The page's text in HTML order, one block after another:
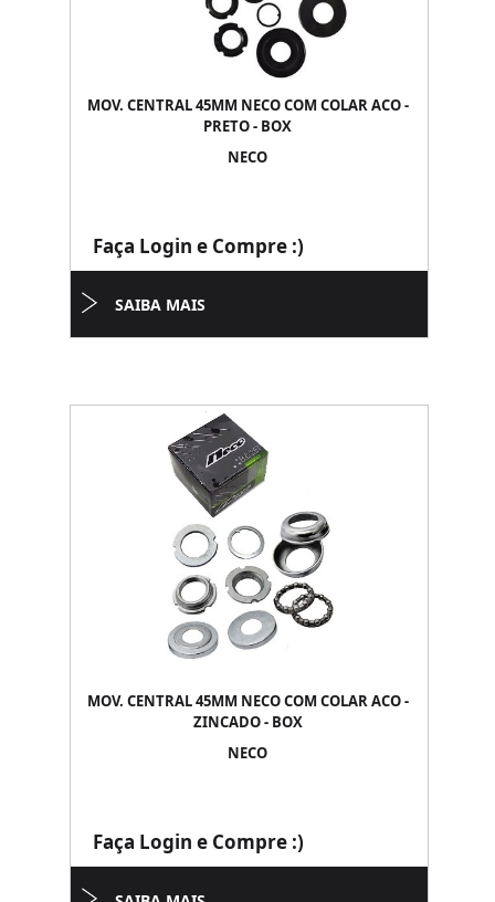
MOV. CENTRAL 45MM NECO COM COLAR ACO -
PRETO - BOX
NECO
Faça Login e Compre :)
SAIBA MAIS
MOV. CENTRAL 45MM NECO COM COLAR ACO -
ZINCADO - BOX
NECO
Faça Login e Compre :)